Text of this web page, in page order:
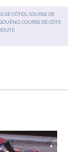
DE CÔTES ,COURSE DE
,COURSE DE CÔTE